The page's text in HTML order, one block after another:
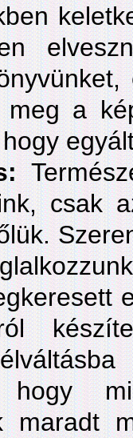
meg a
csak
hogy
maradt